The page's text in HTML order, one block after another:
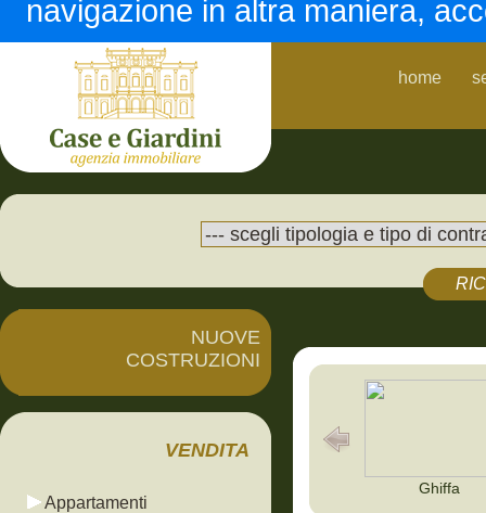
navigazione in altra maniera,
home
NUOVE
COSTRUZIONI
VENDITA
Appartamenti
Ghiffa